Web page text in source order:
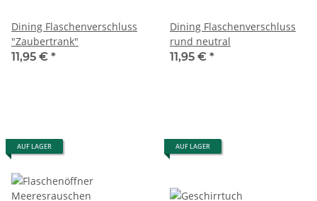
Dining Flaschenverschluss
"Zaubertrank"
11,95 € *
Dining Flaschenverschluss
rund neutral
11,95 € *
AUF LAGER AUF LAGER